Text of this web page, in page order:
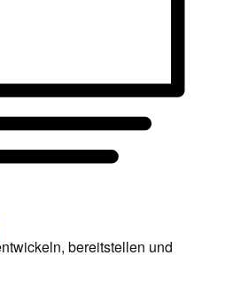
bereitstellen und